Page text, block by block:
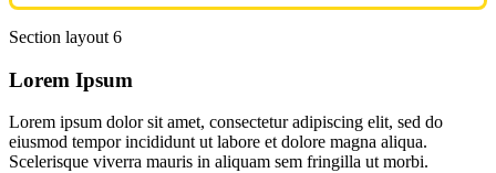
Section layout 6
Lorem Ipsum
Lorem ipsum dolor sit amet, consectetur adipiscing elit, sed do
eiusmod tempor incididunt ut labore et dolore magna aliqua.
Scelerisque viverra mauris in aliquam sem fringilla ut morbi.